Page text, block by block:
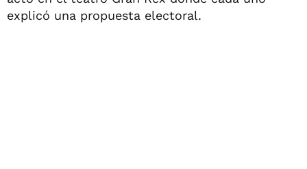
explicó una propuesta electoral.